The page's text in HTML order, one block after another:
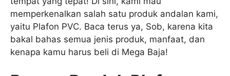
memperkenalkan salah satu produk andalan kami,
yaitu Plafon PVC. Baca terus ya, Sob, karena kita
bakal bahas semua jenis produk, manfaat, dan
kenapa kamu harus beli di Mega Baja!